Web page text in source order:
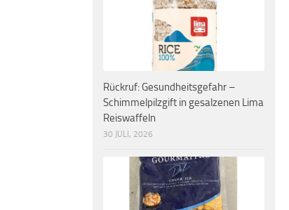
Rückruf: Gesundheitsgefahr –
Schimmelpilzgift in gesalzenen Lima
Reiswaffeln
30 JULI, 2026